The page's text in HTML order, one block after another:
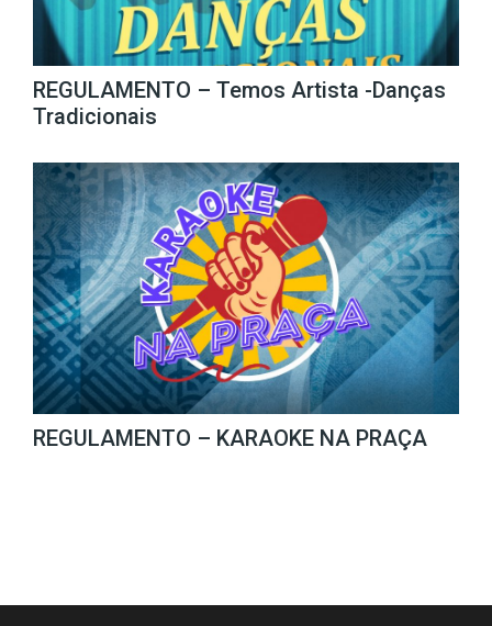
REGULAMENTO – Temos Artista -Danças
Tradicionais
REGULAMENTO – KARAOKE NA PRAÇA